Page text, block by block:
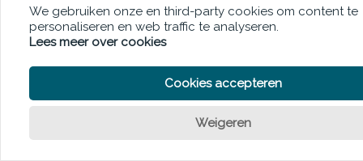
We gebruiken onze en third-party cookies om content te
personaliseren en web traffic te analyseren.
Lees meer over cookies
Cookies accepteren
Weigeren